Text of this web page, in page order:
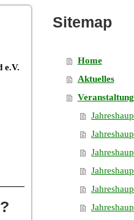
e.V.
Sitemap
Home
Aktuelles